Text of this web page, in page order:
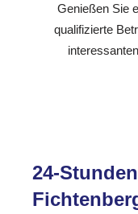
Genießen Sie
qualifizierte
24-